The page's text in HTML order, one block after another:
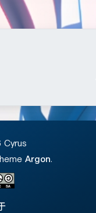
Argon.